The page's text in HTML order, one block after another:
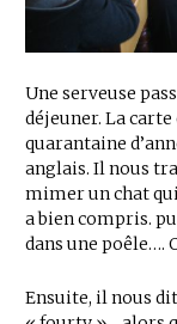
Une serveuse
déjeuner. La
quarantaine
anglais. Il nous
mimer un chat
a bien compris.
dans une poêle….
Ensuite, il nous